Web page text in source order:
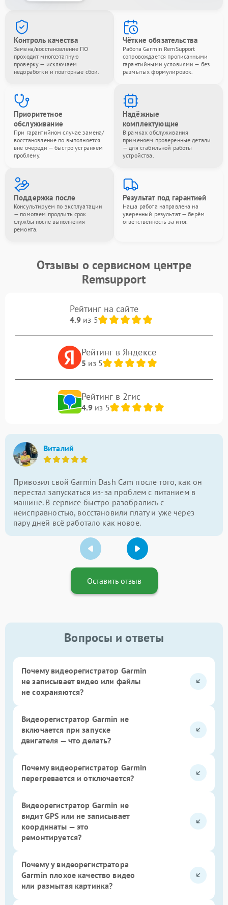
Контроль качества
Замена/восстановление ПО
проходит многоэтапную
проверку — исключаем
недоработки и повторные сбои.
Чёткие обязательства
Работа Garmin RemSupport
сопровождается прописанными
гарантийными условиями — без
размытых формулировок.
Приоритетное
обслуживание
При гарантийном случае замена/
восстановление по выполняется
вне очереди — быстро устраняем
проблему.
Надёжные
комплектующие
В рамках обслуживания
применяем проверенные детали
— для стабильной работы
устройства.
Поддержка после
Консультируем по эксплуатации
— помогаем продлить срок
службы после выполнения
ремонта.
Результат под гарантией
Наша работа направлена на
уверенный результат — берём
ответственность за итог.
Отзывы о сервисном центре
Remsupport
Рейтинг на сайте
4.9из 5
Рейтинг в Яндексе
5 из 5
Рейтинг в 2гис
4.9из 5
Виталий
Привозил свой Garmin Dash Cam после того, как он
перестал запускаться из-за проблем с питанием в
машине. В сервисе быстро разобрались с
неисправностью, восстановили плату и уже через
пару дней всё работало как новое.
Оставить отзыв
Вопросы и ответы
Почему видеорегистратор Garmin
не записывает видео или файлы
не сохраняются?
Видеорегистратор Garmin не
включается при запуске
двигателя — что делать?
Почему видеорегистратор Garmin
перегревается и отключается?
Видеорегистратор Garmin не
видит GPS или не записывает
координаты — это
ремонтируется?
Почему у видеорегистратора
Garmin плохое качество видео
или размытая картинка?